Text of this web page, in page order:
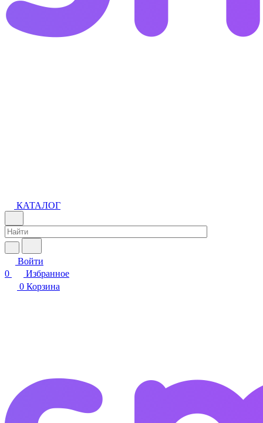
КАТАЛОГ
Войти
0
Избранное
0 Корзина